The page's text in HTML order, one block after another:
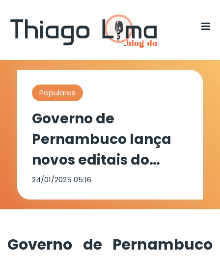
Populares
Governo de
Pernambuco lança
novos editais do
Funcultura com R$
39 milhões de
24/01/2025 05:16
Governo de Pernambuco